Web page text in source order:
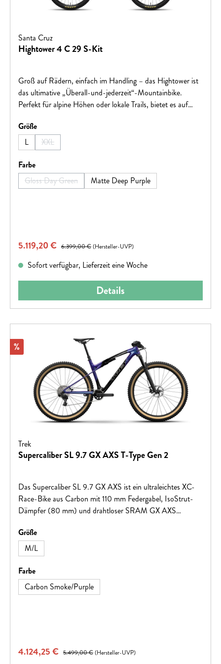
Santa Cruz
Hightower 4 C 29 S-Kit
Groß auf Rädern, einfach im Handling – das Hightower ist
das ultimative „Überall-und-jederzeit“-Mountainbike.
Perfekt für alpine Höhen oder lokale Trails, bietet es auf
Größeauswählen
L
XXL
(Diese Option ist zurzeit nicht verfügbar.)
Farbeauswählen
Gloss Day Green
(Diese Option ist zurzeit nicht verfügbar.)
Matte Deep Purple
Verkaufspreis:
5.119,20 € Regulärer Preis:
6.399,00 €(Hersteller-UVP)
Sofort verfügbar, Lieferzeit eine Woche
Details
Rabatt
%
Trek
Supercaliber SL 9.7 GX AXS T-Type Gen 2
Das Supercaliber SL 9.7 GX AXS ist ein ultraleichtes XC-
Race-Bike aus Carbon mit 110 mm Federgabel, IsoStrut-
Dämpfer (80 mm) und drahtloser SRAM GX AXS
anspruchsvollen Rennstrecken.
Größeauswählen
M/L
Farbeauswählen
Carbon Smoke/Purple
Verkaufspreis:
4.124,25 € Regulärer Preis:
5.499,00 €(Hersteller-UVP)